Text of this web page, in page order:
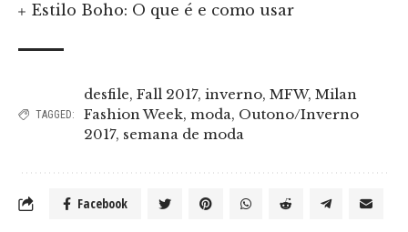
Estilo Boho: O que é e como usar
TAGGED:
desfile, Fall 2017, inverno, MFW, Milan
Fashion Week, moda, Outono/Inverno
2017, semana de moda
Facebook